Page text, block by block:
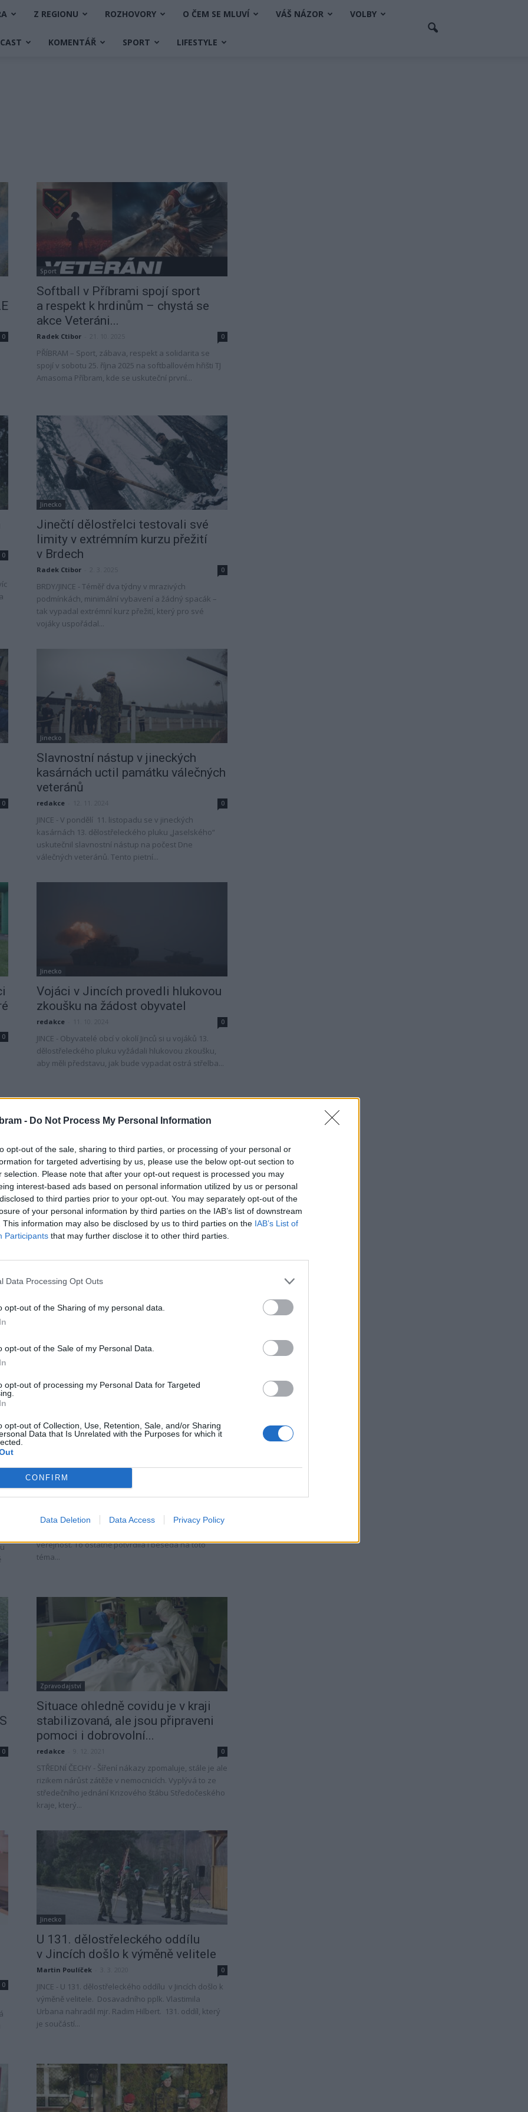
- Do Not Process My Personal Information
opt-out of the sale, sharing to third parties, or processing of your personal or
for targeted advertising by us, please use the below opt-out section to
selection. Please note that after your opt-out request is processed you may
interest-based ads based on personal information utilized by us or personal
to third parties prior to your opt-out. You may separately opt-out of the
of your personal information by third parties on the IAB’s list of downstream
This information may also be disclosed by us to third parties on the IAB’s List of
Participants that may further disclose it to other third parties.
Data Processing Opt Outs
opt-out of the Sharing of my personal data.
opt-out of the Sale of my Personal Data.
opt-out of processing my Personal Data for Targeted
opt-out of Collection, Use, Retention, Sale, and/or Sharing
Data that Is Unrelated with the Purposes for which it
CONFIRM
Data Deletion Data Access Privacy Policy
Z REGIONU ROZHOVORY O ČEM SE MLUVÍ VÁŠ NÁZOR VOLBY
KOMENTÁŘ SPORT LIFESTYLE
0
Sport
Softball v Příbrami spojí sport
a respekt k hrdinům – chystá se
akce Veteráni...
Radek Ctibor 0
PŘÍBRAM – Sport, zábava, respekt a solidarita se
spojí v sobotu 25. října 2025 na softballovém hřišti TJ
Amasoma Příbram, kde se uskuteční první...
0
Jinecko
Jinečtí dělostřelci testovali své
limity v extrémním kurzu přežití
v Brdech
Radek Ctibor 0
BRDY/JINCE - Téměř dva týdny v mrazivých
podmínkách, minimální vybavení a žádný spacák –
tak vypadal extrémní kurz přežití, který pro své
vojáky uspořádal...
0
Jinecko
Slavnostní nástup v jineckých
kasárnách uctil památku válečných
veteránů
redakce 0
JINCE - V pondělí 11. listopadu se v jineckých
kasárnách 13. dělostřeleckého pluku „Jaselského“
uskutečnil slavnostní nástup na počest Dne
válečných veteránů. Tento pietní...
0
Jinecko
Vojáci v Jincích provedli hlukovou
zkoušku na žádost obyvatel
redakce 0
JINCE - Obyvatelé obcí v okolí Jinců si u vojáků 13.
dělostřeleckého pluku vyžádali hlukovou zkoušku,
aby měli představu, jak bude vypadat ostrá střelba...
Dělostřelci debatovali v Jincích
s občany o obnovení ostrých
JINCE - V souvislosti se znovuzavedením ostrých
uskutečnila beseda s obyvateli dotčených obcí.
Rozhovory
s generálem Šedivým nejen o válce
na Ukrajině
PŘÍBRAM - Téma války na Ukrajině a bezpečnost
veřejnost. To ostatně potvrdila i beseda na toto
téma...
0
Zpravodajství
Situace ohledně covidu je v kraji
stabilizovaná, ale jsou připraveni
pomoci i dobrovolní...
redakce 0
STŘEDNÍ ČECHY - Šíření nákazy zpomaluje, stále je ale
rizikem nárůst zátěže v nemocnicích. Vyplývá to ze
středečního jednání Krizového štábu Středočeského
kraje, který...
0
Jinecko
U 131. dělostřeleckého oddílu
v Jincích došlo k výměně velitele
Martin Poulíček 0
JINCE - U 131. dělostřeleckého oddílu v Jincích došlo k
výměně velitele. Dosavadního pplk. Vlastimila
Urbana nahradil mjr. Radim Hilbert. 131. oddíl, který
je součástí...